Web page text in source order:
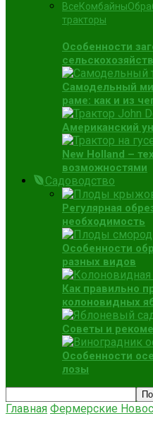
ВсеКомбайны
тракторы
Особенности
Самодельный
раме: как и из
Американский
New Holland –
возможностями
Садоводство
Регулярная
необходимость
Особенности
разных видов
Как правильно
колоновидных
Советы и
Особенности
лозы
Главная Фермерские